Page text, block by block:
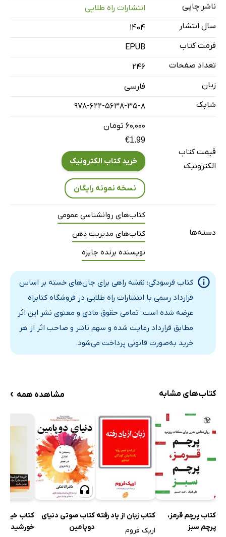
شکست
ارواح
سنگینی
کایزن
هزینه‌ی زندگی
آبلوموف
کمال‌گرایی
زمان
خون‌آشام‌ها
کار
مهمان‌نوازی
روح زمانه
یادداشت‌ها
ناشر چاپی
انتشارات راه طلایی
سال انتشار
۱۴۰۴
فرمت کتاب
EPUB
تعداد صفحات
246
زبان
فارسی
شابک
978-622-5638-35-8
قیمت کتاب
الکترونیک
۶۰,۰۰۰ تومان
€1.99
خرید کتاب الکترونیک
نسخه نمونه رایگان
دسته‌ها
کتاب‌های روانشناسی عمومی
کتاب‌های مدیریت ذهن
نویسنده برنده جایزه
کتاب فرسودگی: نقشه راهی برای جان‌های خسته بر اساس
قرارداد رسمی با انتشارات راه طلایی در فروشگاه کتابراه
عرضه شده است. تمامی حقوق مادی و معنوی نشر این اثر
مطابق قرارداد رعایت شده و سهم ناشر و صاحب اثر از هر
خرید به‌صورت قانونی پرداخت می‌شود.
کتاب‌های مشابه مشاهده همه ›
کتاب پرچم قرمز،
پرچم سبز
کتاب زبان از یاد رفته
اریک فروم
کتاب صوتی دنیای
دوپامین
کتاب خیره
خورشید